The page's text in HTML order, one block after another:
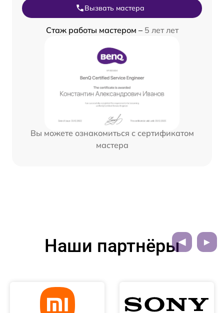
Вызвать мастера
Стаж работы мастером – 5 лет лет
Вы можете ознакомиться с сертификатом
мастера
Наши партнёры